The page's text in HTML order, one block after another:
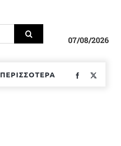
07/08/2026
ΠΕΡΙΣΣΟΤΕΡΑ Facebook